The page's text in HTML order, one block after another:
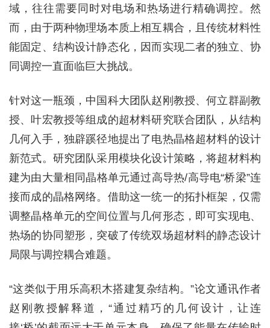
域，往往需要同时对电场和热场进行精确调控。然
而，由于两种物理场本质上相互耦合，且传统材料性
能固定、结构设计静态化，因而实现二者的独立、协
同调控一直面临巨大挑战。
针对这一瓶颈，中国科大团队赵刚教授、何立群副教
授、叶宏教授等组成的超材料研究联合团队，从结构
几何入手，独辟蹊径地提出了电热晶格超材料的设计
新范式。研究团队采用模块化设计策略，将超材料构
建为由大量相同晶格单元通过高导热/高导电“桥梁”连
接而成的晶格网络。借助这一统一的拓扑框架，仅需
调整晶格单元的空间位置与几何形态，即可实现电、
热场的协同塑形，突破了传统双场超材料的静态设计
局限与调控耦合难题。
“这类似于用乐高积木搭建复杂结构。”论文通讯作者
赵刚教授解释道，“通过精巧的几何设计，让连